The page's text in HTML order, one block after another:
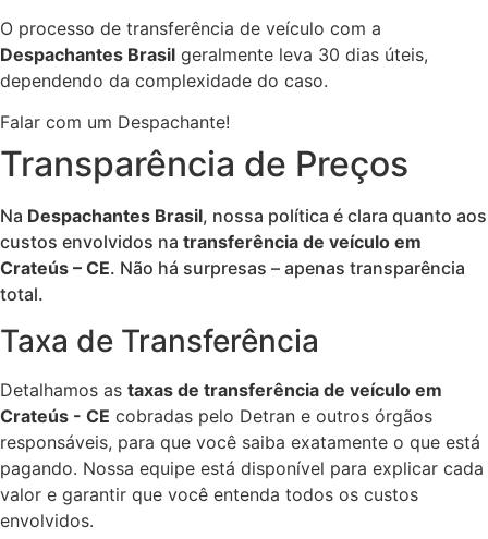
O processo de transferência de veículo com a
Despachantes Brasil geralmente leva 30 dias úteis,
dependendo da complexidade do caso.
Falar com um Despachante!
Transparência de Preços
Na Despachantes Brasil, nossa política é clara quanto aos
custos envolvidos na transferência de veículo em
Crateús – CE. Não há surpresas – apenas transparência
total.
Taxa de Transferência
Detalhamos as taxas de transferência de veículo em
Crateús - CE cobradas pelo Detran e outros órgãos
responsáveis, para que você saiba exatamente o que está
pagando. Nossa equipe está disponível para explicar cada
valor e garantir que você entenda todos os custos
envolvidos.